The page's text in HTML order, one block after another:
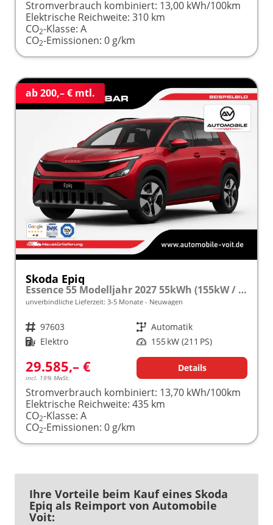
Stromverbrauch kombiniert: 13,00 kWh/100km
Elektrische Reichweite: 310 km
CO2-Klasse: A
CO2-Emissionen: 0 g/km
ab 200,– € mtl.
Skoda Epiq
Essence 55 Modelljahr 2027 55kWh (155kW / 211PS) 5J. Garantie frei konfigurierbar!
unverbindliche Lieferzeit: 3-5 Monate Neuwagen
Fahrzeugnr. 97603 Getriebe Automatik
Kraftstoff Elektro Leistung 155 kW (211 PS)
29.585,– €
incl. 19% MwSt.
Details
Stromverbrauch kombiniert: 13,70 kWh/100km
Elektrische Reichweite: 435 km
CO2-Klasse: A
CO2-Emissionen: 0 g/km
Ihre Vorteile beim Kauf eines Skoda
Epiq als Reimport von Automobile
Voit: